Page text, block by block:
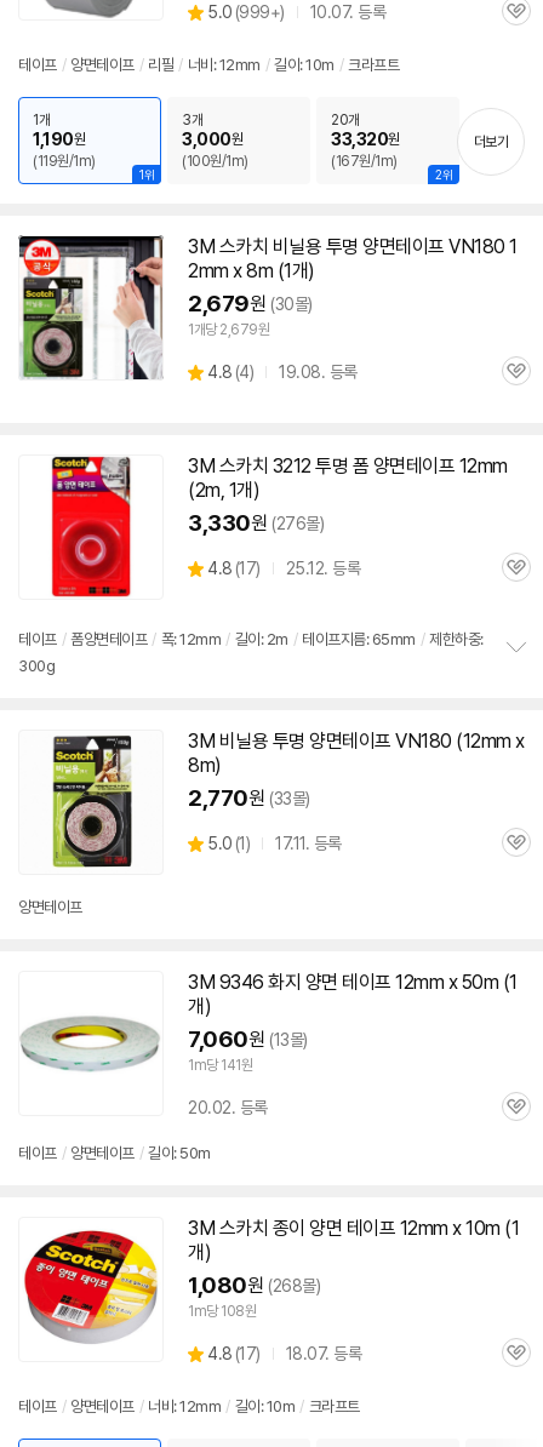
별
5.0 (상
리
999+) 10.07. 등록
관
테이프 / 양면테이프 / 리필 / 너비:12mm / 길이: 10m / 크라프트
1위
1개
1,190원
(119원/1m)
3개
3,000원
(100원/1m)
2위
20개
33,320원
(167원/1m)
더보기
3M 스카치 비닐용 투명 양면테이프 VN180 1
2mm x 8m (1개)
2,679원 (30몰)
1개당 2,679원
별
4.8 (상
4) 19.08. 등록
관
3M 스카치 3212 투명 폼 양면테이프 12mm
(2m, 1개)
3,330원 (276몰)
별
4.8 (상
뷰
17) 25.12. 등록
관
테이프 / 폼양면테이프 / 폭: 12mm / 길이: 2m / 테이프지름: 65mm / 제한하중:
300g
치
3M 비닐용 투명 양면테이프 VN180 (12mm x
8m)
2,770원 (33몰)
별
5.0 (상
1) 17.11. 등록
관
양면테이프
3M 9346 화지 양면 테이프 12mm x 50m (1
개)
7,060원 (13몰)
1m당 141원
20.02. 등록
관
테이프 / 양면테이프 / 길이: 50m
3M 스카치 종이 양면 테이프 12mm x 10m (1
개)
1,080원 (268몰)
1m당 108원
별
4.8 (상
리
17) 18.07. 등록
관
테이프 / 양면테이프 / 너비:12mm / 길이: 10m / 크라프트